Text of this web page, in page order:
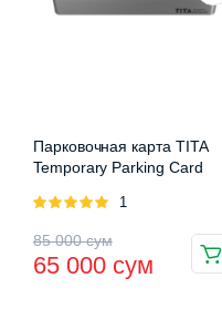
Парковочная карта TITA
Temporary Parking Card
Оценка
1
85 000сум
Первоначальная
цена
65 000 сум
Текущая
цена: